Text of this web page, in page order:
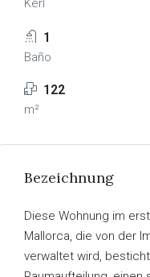
Kerl
1
Baño
122
m²
Bezeichnung
Diese Wohnung im
Mallorca, die von der
verwaltet wird,